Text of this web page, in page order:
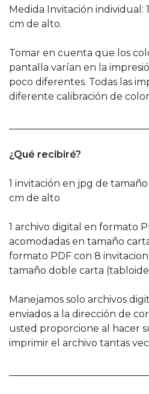
Medida Invitación individual:
cm de alto.
Tomar en cuenta que los
pantalla varían en la
poco diferentes. Todas las
diferente calibración de
¿Qué recibiré?
1 invitación en jpg de
cm de alto
1 archivo digital en formato
acomodadas en tamaño
formato PDF con 8
tamaño doble carta
Manejamos solo archivos
enviados a la dirección de
usted proporcione al hacer
imprimir el archivo tantas